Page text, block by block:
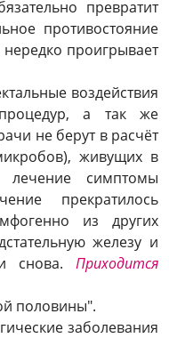
превратит
противостояние
проигрывает
воздействия
а так же
не берут в расчёт
живущих в
лечение симптомы
прекратилось
из других
железу и
снова. Приходится
половины".
заболевания